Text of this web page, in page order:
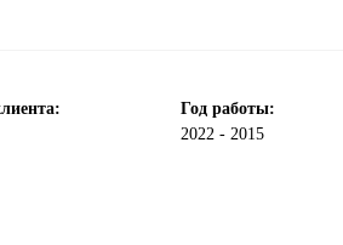
Год работы:
2022 - 2015